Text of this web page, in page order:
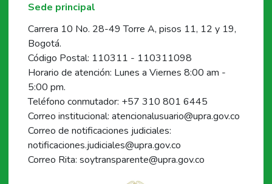
Sede principal
Carrera 10 No. 28-49 Torre A, pisos 11, 12 y 19,
Bogotá.
Código Postal: 110311 - 110311098
Horario de atención: Lunes a Viernes 8:00 am -
5:00 pm.
Teléfono conmutador: +57 310 801 6445
Correo institucional: atencionalusuario@upra.gov.co
Correo de notificaciones judiciales:
notificaciones.judiciales@upra.gov.co
Correo Rita: soytransparente@upra.gov.co